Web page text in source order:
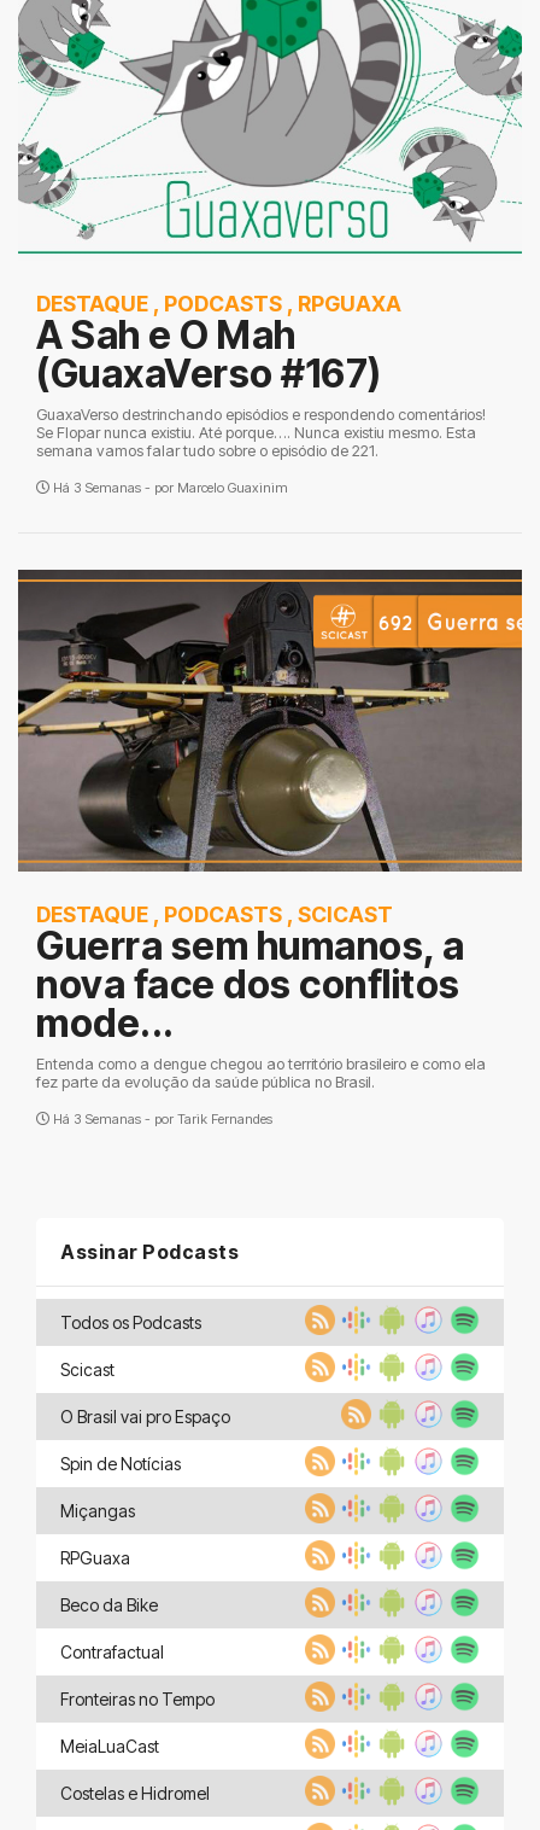
DESTAQUE , PODCASTS , RPGUAXA
A Sah e O Mah
(GuaxaVerso #167)
GuaxaVerso destrinchando episódios e respondendo comentários!
Se Flopar nunca existiu. Até porque…. Nunca existiu mesmo. Esta
semana vamos falar tudo sobre o episódio de 221.
Há 3 Semanas - por Marcelo Guaxinim
DESTAQUE , PODCASTS , SCICAST
Guerra sem humanos, a
nova face dos conflitos
mode...
Entenda como a dengue chegou ao território brasileiro e como ela
fez parte da evolução da saúde pública no Brasil.
Há 3 Semanas - por Tarik Fernandes
Assinar Podcasts
Todos os Podcasts
Scicast
O Brasil vai pro Espaço
Spin de Notícias
Miçangas
RPGuaxa
Beco da Bike
Contrafactual
Fronteiras no Tempo
MeiaLuaCast
Costelas e Hidromel